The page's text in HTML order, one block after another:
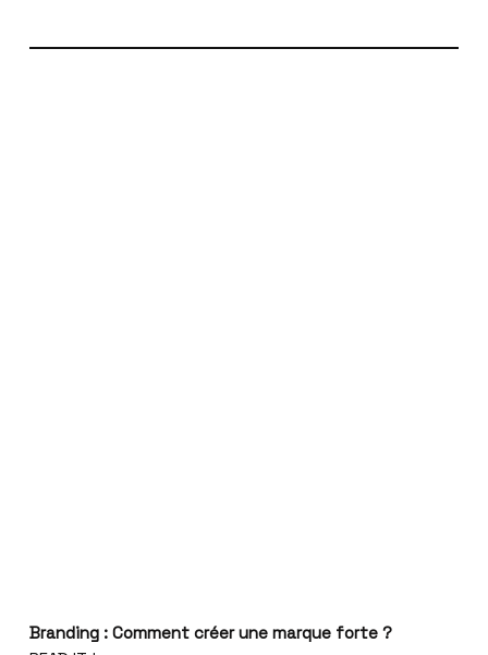
Branding : Comment créer une marque forte ?